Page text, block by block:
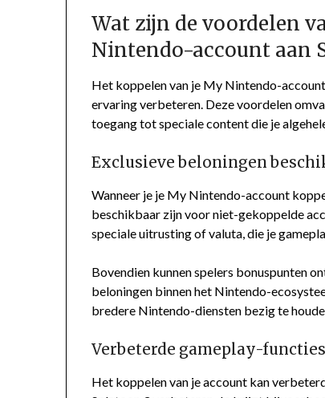
Wat zijn de voordelen
Nintendo-account aan
Het koppelen van je My Nintendo-
ervaring verbeteren. Deze voordelen
toegang tot speciale content die je
Exclusieve beloningen
Wanneer je je My Nintendo-account
beschikbaar zijn voor niet-gekoppelde
speciale uitrusting of valuta, die je
Bovendien kunnen spelers bonuspunten
beloningen binnen het Nintendo-
bredere Nintendo-diensten bezig te
Verbeterde gameplay-
Het koppelen van je account kan